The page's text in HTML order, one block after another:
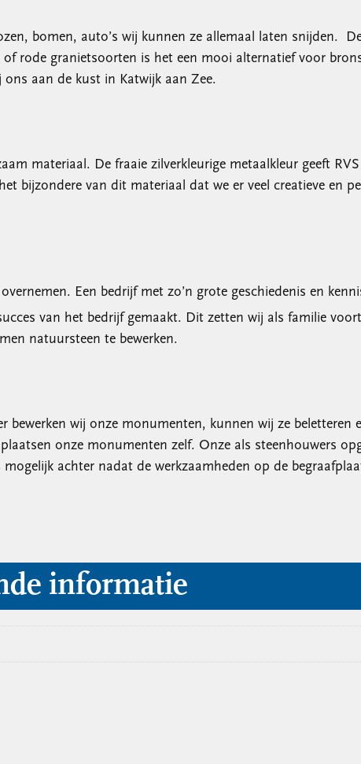
bomen, auto’s wij kunnen ze allemaal laten snijden.
rode granietsoorten is het een mooi alternatief voor
aan de kust in Katwijk aan Zee.
materiaal. De fraaie zilverkleurige metaalkleur geeft RVS
bijzondere van dit materiaal dat we er veel creatieve en
Een bedrijf met zo’n grote geschiedenis en
van het bedrijf gemaakt. Dit zetten wij als familie
natuursteen te bewerken.
wij onze monumenten, kunnen wij ze beletteren
onze monumenten zelf. Onze als steenhouwers
achter nadat de werkzaamheden op de
informatie